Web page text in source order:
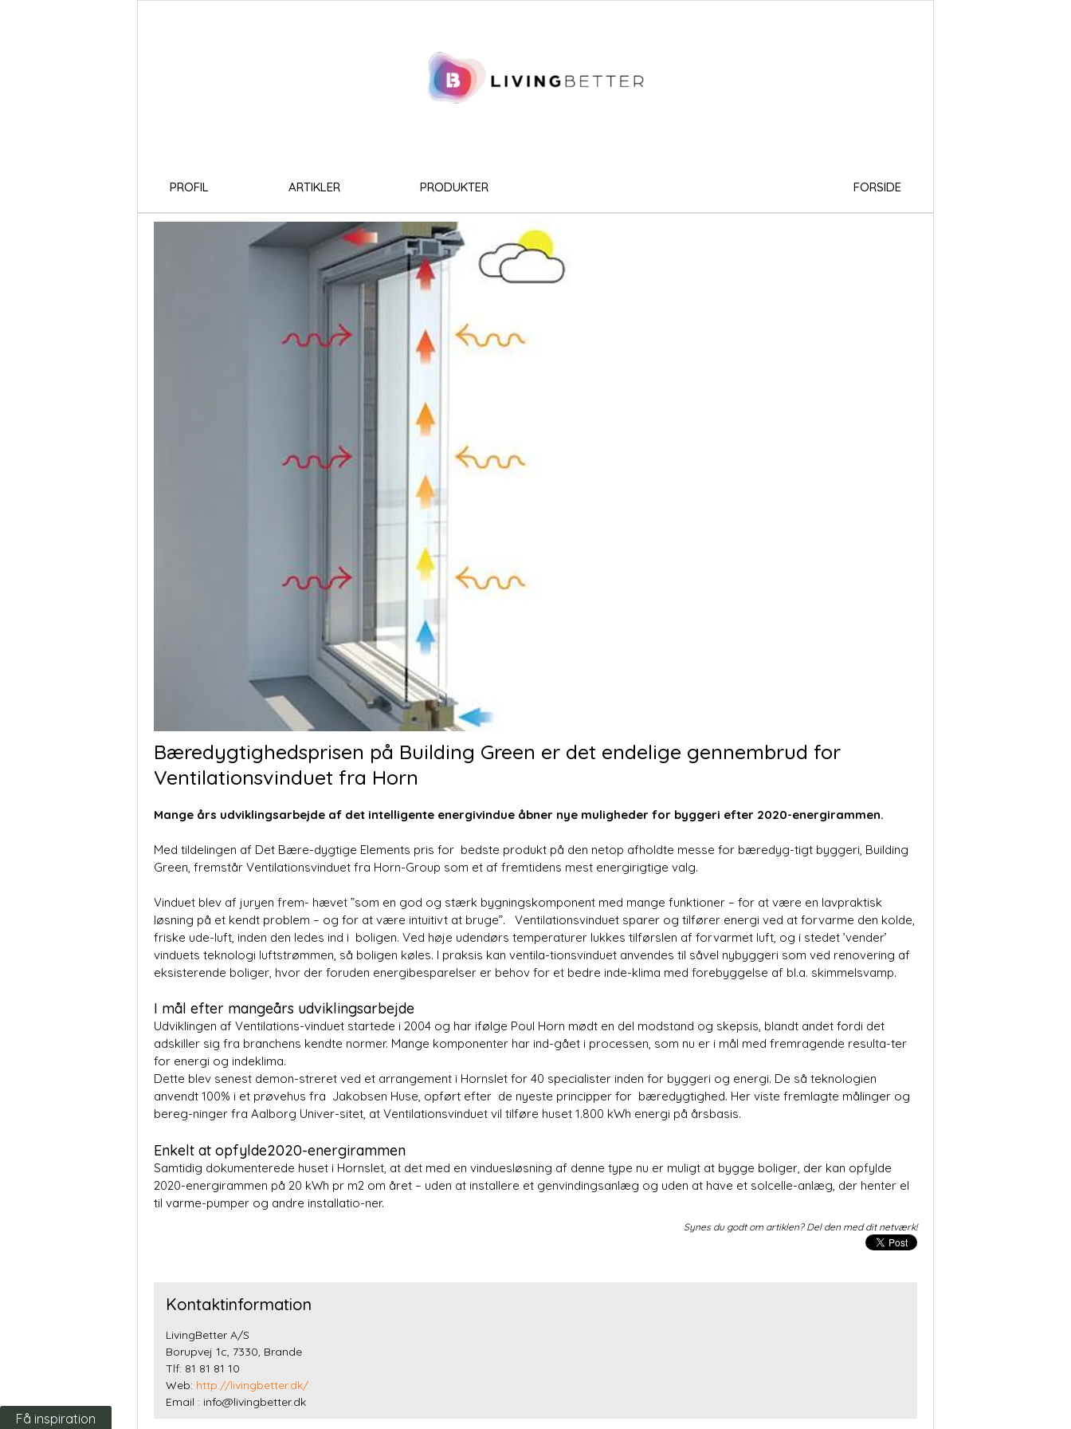
PROFIL ARTIKLER PRODUKTER FORSIDE
Bæredygtighedsprisen på Building Green er det endelige gennembrud for
Ventilationsvinduet fra Horn
Mange års udviklingsarbejde af det intelligente energivindue åbner nye muligheder for byggeri efter 2020-energirammen.
Med tildelingen af Det Bære-dygtige Elements pris for bedste produkt på den netop afholdte messe for bæredyg-tigt byggeri, Building
Green, fremstår Ventilationsvinduet fra Horn-Group som et af fremtidens mest energirigtige valg.
Vinduet blev af juryen frem- hævet ”som en god og stærk bygningskomponent med mange funktioner – for at være en lavpraktisk
løsning på et kendt problem – og for at være intuitivt at bruge”. Ventilationsvinduet sparer og tilfører energi ved at forvarme den kolde,
friske ude-luft, inden den ledes ind i boligen. Ved høje udendørs temperaturer lukkes tilførslen af forvarmet luft, og i stedet ’vender’
vinduets teknologi luftstrømmen, så boligen køles. I praksis kan ventila-tionsvinduet anvendes til såvel nybyggeri som ved renovering af
eksisterende boliger, hvor der foruden energibesparelser er behov for et bedre inde-klima med forebyggelse af bl.a. skimmelsvamp.
I mål efter mangeårs udviklingsarbejde
Udviklingen af Ventilations-vinduet startede i 2004 og har ifølge Poul Horn mødt en del modstand og skepsis, blandt andet fordi det
adskiller sig fra branchens kendte normer. Mange komponenter har ind-gået i processen, som nu er i mål med fremragende resulta-ter
for energi og indeklima.
Dette blev senest demon-streret ved et arrangement i Hornslet for 40 specialister inden for byggeri og energi. De så teknologien
anvendt 100% i et prøvehus fra Jakobsen Huse, opført efter de nyeste principper for bæredygtighed. Her viste fremlagte målinger og
bereg-ninger fra Aalborg Univer-sitet, at Ventilationsvinduet vil tilføre huset 1.800 kWh energi på årsbasis.
Enkelt at opfylde2020-energirammen
Samtidig dokumenterede huset i Hornslet, at det med en vinduesløsning af denne type nu er muligt at bygge boliger, der kan opfylde
2020-energirammen på 20 kWh pr m2 om året – uden at installere et genvindingsanlæg og uden at have et solcelle-anlæg, der henter el
til varme-pumper og andre installatio-ner.
Synes du godt om artiklen? Del den med dit netværk!
Kontaktinformation
LivingBetter A/S
Borupvej 1c, 7330, Brande
Tlf: 81 81 81 10
Web: http://livingbetter.dk/
Email : info@livingbetter.dk
Få inspiration